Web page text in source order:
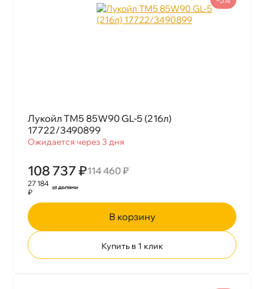
Лукойл ТМ5 85W90 GL-5 (216л)
17722/3490899
Ожидается через 3 дня
108 737 ₽114 460 ₽
27 184
₽
корзину
Купить в 1 клик